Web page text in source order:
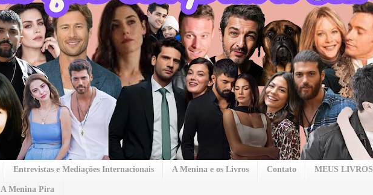
Entrevistas e Mediações Internacionais A Menina e os Livros Contato MEUS LIVROS
A Menina Pira